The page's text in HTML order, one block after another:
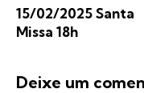
15/02/2025 Santa
Missa 18h
Deixe um